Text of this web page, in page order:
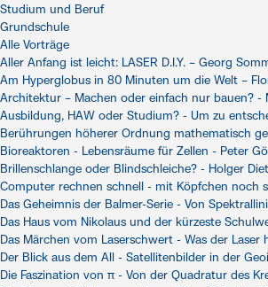
Studium und Beruf
Grundschule
Alle Vorträge
Aller Anfang ist leicht: LASER D.I.Y. – Georg
Am Hyperglobus in 80 Minuten um die Welt –
Architektur – Machen oder einfach nur bauen? -
Ausbildung, HAW oder Studium? - Um zu
Berührungen höherer Ordnung mathematisch
Bioreaktoren - Lebensräume für Zellen - Peter
Brillenschlange oder Blindschleiche? - Holger
Computer rechnen schnell - mit Köpfchen noch
Das Geheimnis der Balmer-Serie - Von
Das Haus vom Nikolaus und der kürzeste
Das Märchen vom Laserschwert - Was der
Der Blick aus dem All - Satellitenbilder in der
Die Faszination von π - Von der Quadratur des